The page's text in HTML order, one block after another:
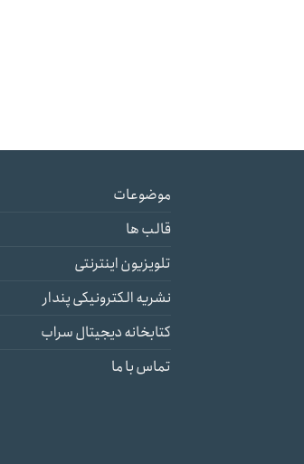
موضوعات
قالب ها
تلویزیون اینترنتی
نشریه الکترونیکی پندار
کتابخانه دیجیتال سراب
تماس با ما